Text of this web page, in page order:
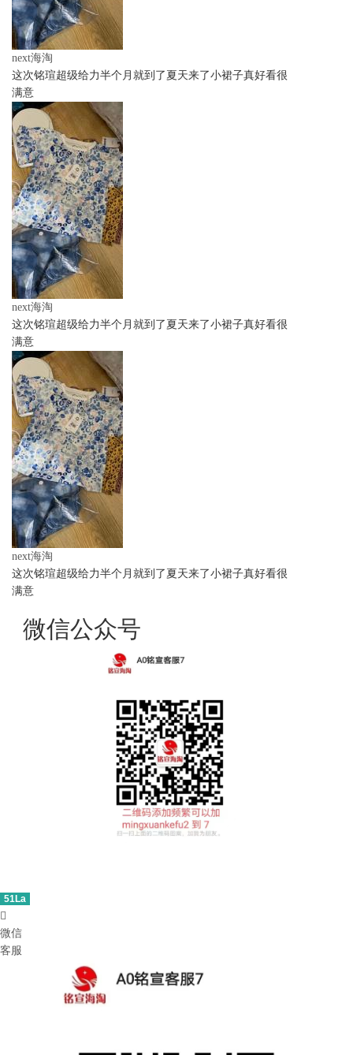
next海淘
这次铭瑄超级给力半个月就到了夏天来了小裙子真好看很
满意
next海淘
这次铭瑄超级给力半个月就到了夏天来了小裙子真好看很
满意
next海淘
这次铭瑄超级给力半个月就到了夏天来了小裙子真好看很
满意
微信公众号
51La

微信
客服